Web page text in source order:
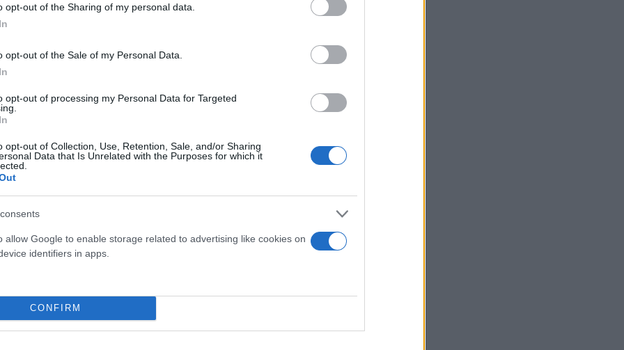
opt-out of the Sharing of my personal data.
opt-out of the Sale of my Personal Data.
opt-out of processing my Personal Data for Targeted
opt-out of Collection, Use, Retention, Sale, and/or Sharing
Data that Is Unrelated with the Purposes for which it
allow Google to enable storage related to advertising like cookies on
identifiers in apps.
CONFIRM
τις μολότοφ στο σπίτι της προέδρου του Αρείου
– 25 συλλήψεις
Δημοτικό Συμβούλιο της Αθήνας
ότι τον βίασε 18χρονη, ενώ ήταν μεθυσμένος
βρέφος στα επείγοντα - Διένυσαν απόσταση μισής
εισέβαλαν στην πρώην κατάληψη «Libertatia»
στην πρώην κατάληψη Libertatia - Συνολικά έγιναν 19
Σύλληψη